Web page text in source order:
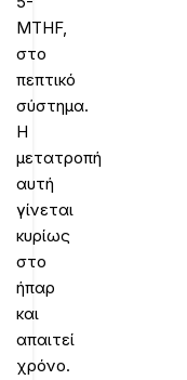
MTHF,
στο
πεπτικό
σύστημα.
Η
μετατροπή
αυτή
γίνεται
κυρίως
στο
ήπαρ
και
απαιτεί
χρόνο.